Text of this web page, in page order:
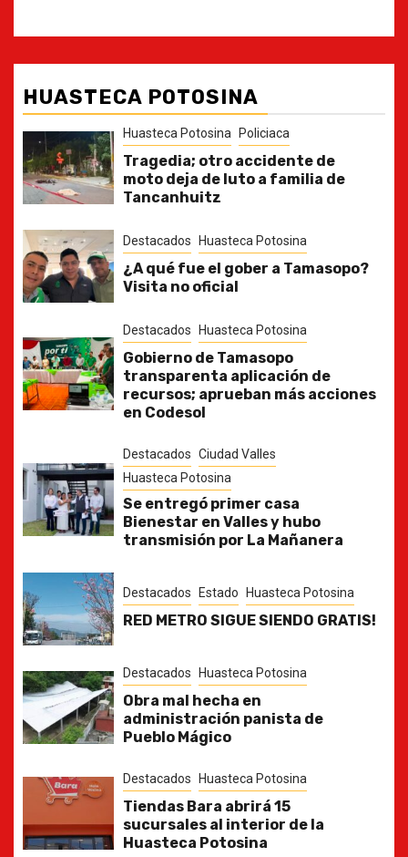
HUASTECA POTOSINA
Huasteca Potosina Policiaca
Tragedia; otro accidente de
moto deja de luto a familia de
Tancanhuitz
Destacados Huasteca Potosina
¿A qué fue el gober a Tamasopo?
Visita no oficial
Destacados Huasteca Potosina
Gobierno de Tamasopo
transparenta aplicación de
recursos; aprueban más acciones
en Codesol
Destacados Ciudad Valles
Huasteca Potosina
Se entregó primer casa
Bienestar en Valles y hubo
transmisión por La Mañanera
Destacados Estado Huasteca Potosina
RED METRO SIGUE SIENDO GRATIS!
Destacados Huasteca Potosina
Obra mal hecha en
administración panista de
Pueblo Mágico
Destacados Huasteca Potosina
Tiendas Bara abrirá 15
sucursales al interior de la
Huasteca Potosina